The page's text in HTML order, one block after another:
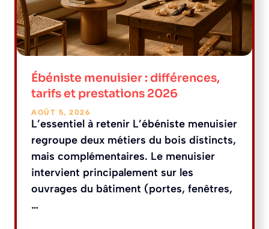
Ébéniste menuisier : différences,
tarifs et prestations 2026
AOÛT 5, 2026
L’essentiel à retenir L’ébéniste menuisier
regroupe deux métiers du bois distincts,
mais complémentaires. Le menuisier
intervient principalement sur les
ouvrages du bâtiment (portes, fenêtres,
…